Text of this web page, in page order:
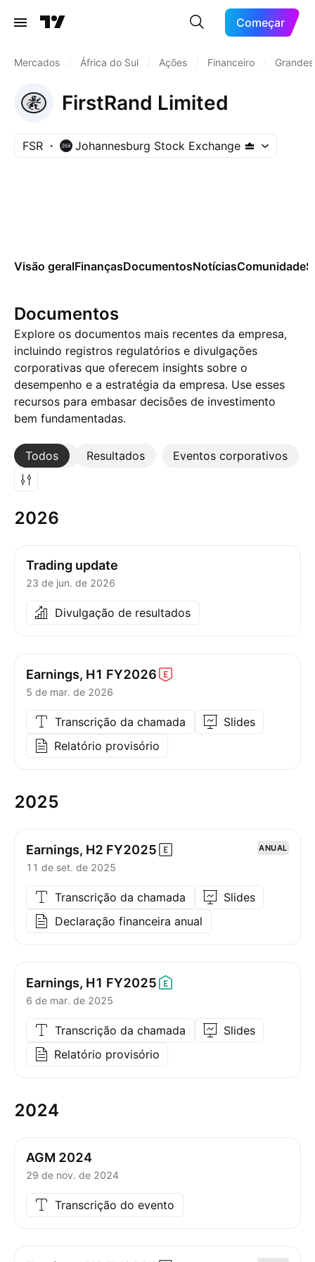
Começar
Mercados África do Sul Ações Financeiro
FirstRand Limited
FSR Johannesburg Stock Exchange
Visão geralFinançasDocumentosNotíciasComunidade
Documentos
Explore os documentos mais recentes da empresa,
incluindo registros regulatórios e divulgações
corporativas que oferecem insights sobre o
desempenho e a estratégia da empresa. Use esses
recursos para embasar decisões de investimento
bem fundamentadas.
Todos Resultados Eventos corporativos
Mais
2026
Trading update
23 de jun. de 2026
Divulgação de resultados
Earnings, H1 FY2026
5 de mar. de 2026
Transcrição da chamada
Slides
Relatório provisório
2025
Earnings, H2 FY2025 ANUAL
11 de set. de 2025
Transcrição da chamada
Slides
Declaração financeira anual
Earnings, H1 FY2025
6 de mar. de 2025
Transcrição da chamada
Slides
Relatório provisório
2024
AGM 2024
29 de nov. de 2024
Transcrição do evento